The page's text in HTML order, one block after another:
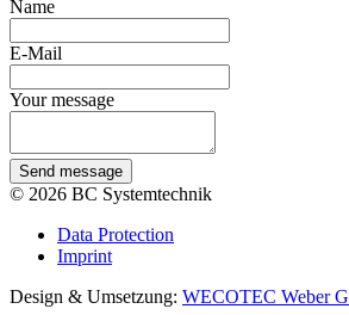
Name
E-Mail
Your message
Send message
© 2026 BC Systemtechnik
Data Protection
Imprint
Design & Umsetzung: WECOTEC Weber